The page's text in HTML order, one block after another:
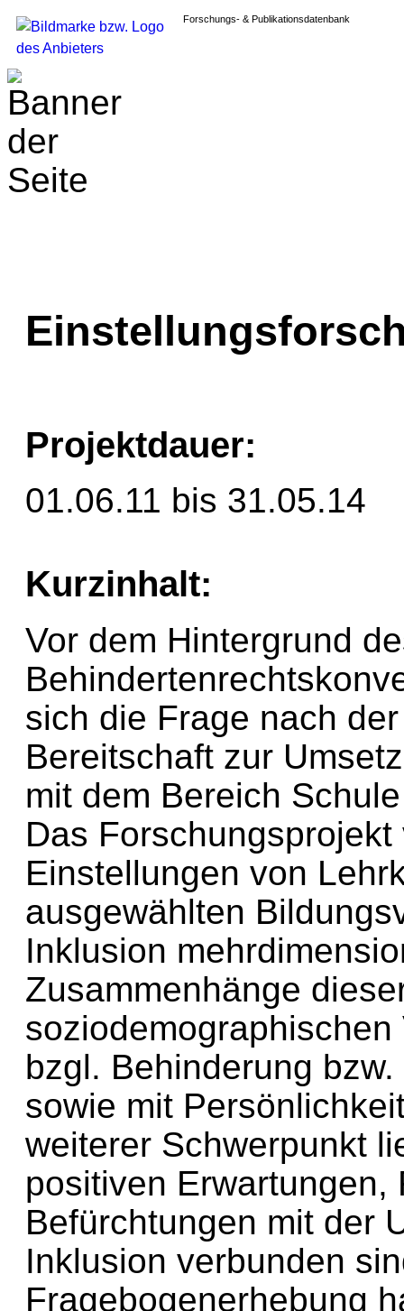
Forschungs- & Publikationsdatenbank
Projektdauer:
01.06.11 bis 31.05.14
Kurzinhalt:
Vor dem Hintergrund
sich die Frage nach
Bereitschaft zur
mit dem Bereich
Das
Einstellungen von
ausgewählten
Inklusion
Zusammenhänge
bzgl. Behinderung
sowie mit
weiterer Schwerpunkt
positiven Erwartungen,
Befürchtungen mit der
Inklusion verbunden
Fragebogenerhebung